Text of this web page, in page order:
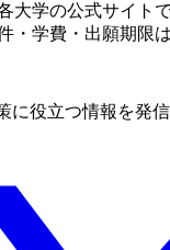
大学の公式サイト
・学費・出願期限
に役立つ情報を発